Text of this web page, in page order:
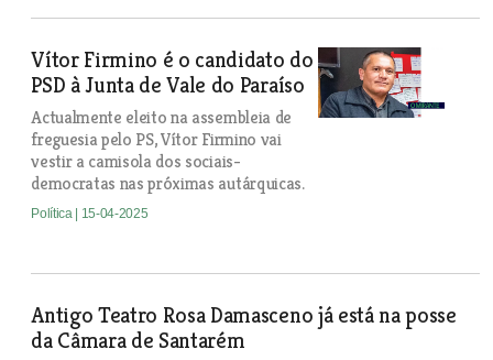
Vítor Firmino é o candidato do
PSD à Junta de Vale do Paraíso
Actualmente eleito na assembleia de
freguesia pelo PS, Vítor Firmino vai
vestir a camisola dos sociais-
democratas nas próximas autárquicas.
Política | 15-04-2025
Antigo Teatro Rosa Damasceno já está na posse
da Câmara de Santarém